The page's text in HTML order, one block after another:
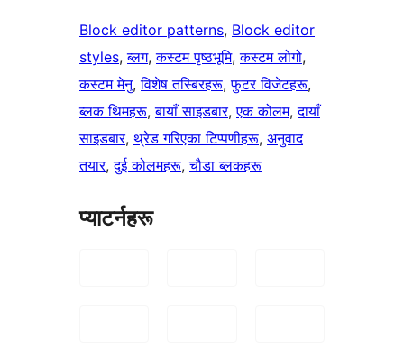
Block editor patterns, Block editor
styles, ब्लग, कस्टम पृष्ठभूमि, कस्टम लोगो
कस्टम मेनु, विशेष तस्बिरहरू, फुटर विजेटहरू
ब्लक थिमहरू, बायाँ साइडबार, एक कोलम, दायाँ
साइडबार, थ्रेड गरिएका टिप्पणीहरू, अनुवाद
तयार, दुई कोलमहरू, चौडा ब्लकहरू
प्याटर्नहरू